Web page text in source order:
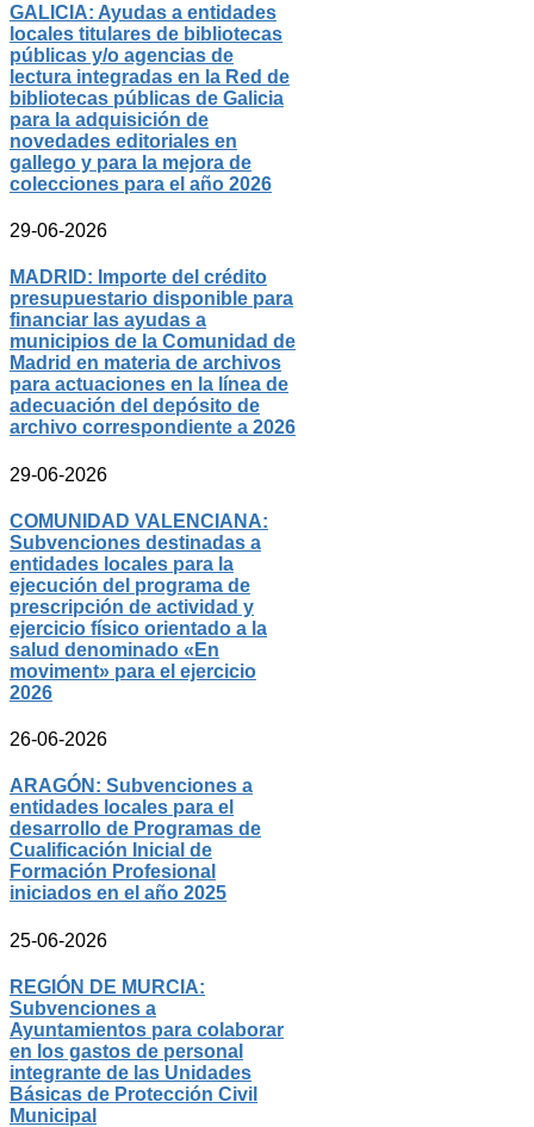
GALICIA: Ayudas a entidades
locales titulares de bibliotecas
públicas y/o agencias de
lectura integradas en la Red de
bibliotecas públicas de Galicia
para la adquisición de
novedades editoriales en
gallego y para la mejora de
colecciones para el año 2026
29-06-2026
MADRID: Importe del crédito
presupuestario disponible para
financiar las ayudas a
municipios de la Comunidad de
Madrid en materia de archivos
para actuaciones en la línea de
adecuación del depósito de
archivo correspondiente a 2026
29-06-2026
COMUNIDAD VALENCIANA:
Subvenciones destinadas a
entidades locales para la
ejecución del programa de
prescripción de actividad y
ejercicio físico orientado a la
salud denominado «En
moviment» para el ejercicio
2026
26-06-2026
ARAGÓN: Subvenciones a
entidades locales para el
desarrollo de Programas de
Cualificación Inicial de
Formación Profesional
iniciados en el año 2025
25-06-2026
REGIÓN DE MURCIA:
Subvenciones a
Ayuntamientos para colaborar
en los gastos de personal
integrante de las Unidades
Básicas de Protección Civil
Municipal